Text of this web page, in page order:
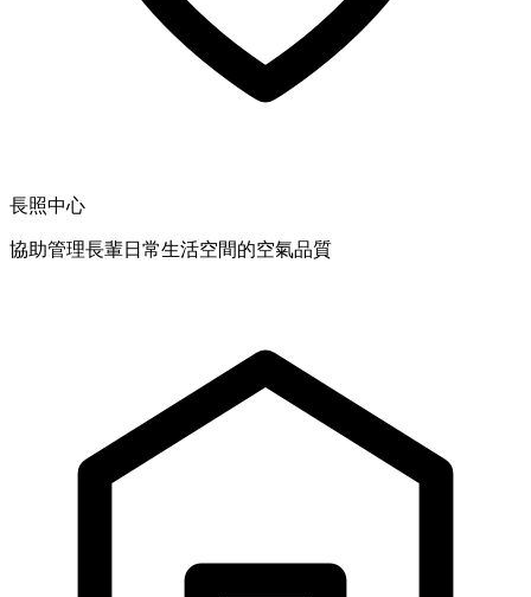
長照中心
協助管理長輩日常生活空間的空氣品質